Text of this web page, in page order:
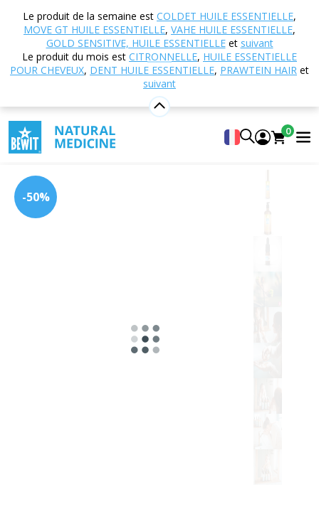
Le produit de la semaine est COLDET HUILE ESSENTIELLE,
MOVE GT HUILE ESSENTIELLE, VAHE HUILE ESSENTIELLE,
GOLD SENSITIVE, HUILE ESSENTIELLEet suivant
Le produit du mois est CITRONNELLE, HUILE ESSENTIELLE
POUR CHEVEUX, DENT HUILE ESSENTIELLE, PRAWTEIN HAIR et
suivant
0
Boutique en ligne
Soins de la peau
Sérums nourrissants pour la peau
Gold serum
Sérum revitalisant à l’or
5 Voir 98 critiques
-50%